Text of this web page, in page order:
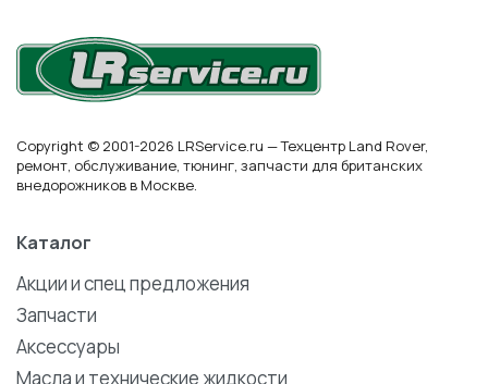
Copyright © 2001-2026 LRService.ru — Техцентр Land Rover,
ремонт, обслуживание, тюнинг, запчасти для британских
внедорожников в Москве.
Каталог
Акции и спец предложения
Запчасти
Аксессуары
Масла и технические жидкости